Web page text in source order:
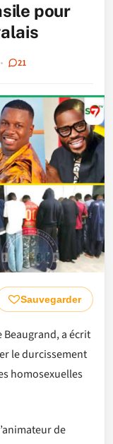
pour
21
Sauvegarder
Beaugrand, a écrit
le durcissement
homosexuelles
de